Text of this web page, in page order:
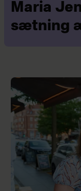
Maria
sætning